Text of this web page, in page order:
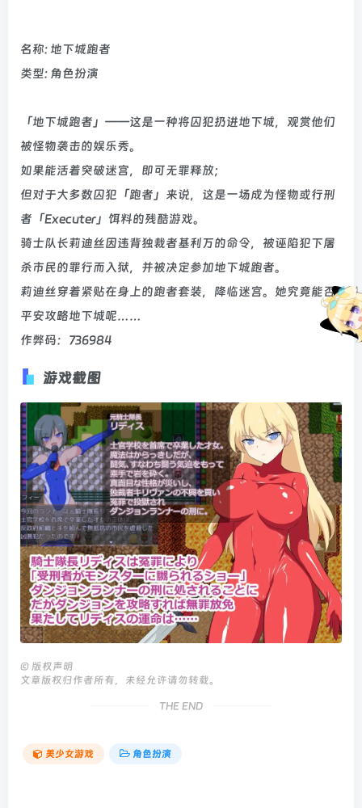
名称: 地下城跑者
类型: 角色扮演
「地下城跑者」——这是一种将囚犯扔进地下城，观赏他们
被怪物袭击的娱乐秀。
如果能活着突破迷宫，即可无罪释放；
但对于大多数囚犯「跑者」来说，这是一场成为怪物或行刑
者「Executer」饵料的残酷游戏。
骑士队长莉迪丝因违背独裁者基利万的命令，被诬陷犯下屠
杀市民的罪行而入狱，并被决定参加地下城跑者。
莉迪丝穿着紧贴在身上的跑者套装，降临迷宫。她究竟能否
平安攻略地下城呢……
作弊码：736984
游戏截图
© 版权声明
文章版权归作者所有，未经允许请勿转载。
THE END
美少女游戏 角色扮演